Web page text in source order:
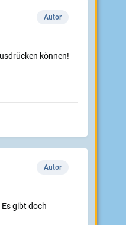
Autor
können!
Autor
gibt doch